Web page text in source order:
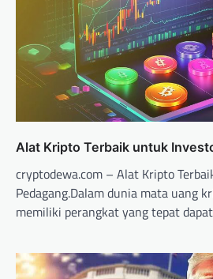
Alat Kripto Terbaik untuk
cryptodewa.com – Alat Kripto
Pedagang.Dalam dunia mata uang
memiliki perangkat yang tepat